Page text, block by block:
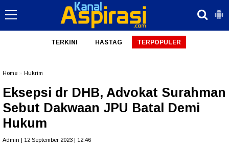
TERKINI HASTAG TERPOPULER
Home Hukrim
Eksepsi dr DHB, Advokat Surahman
Sebut Dakwaan JPU Batal Demi
Hukum
Admin | 12 September 2023 | 12:46